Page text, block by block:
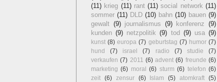
(11) krieg (11) rant (11) social network (11)
sommer (11) DLD (10) bahn (10) bauen (9)
gewalt (9) journalismus (9) konferenz
(9)
kunden (9) netzpolitik (9) tod (9) usa (9)
kunst (8) europa (7) geburtstag (7) humor (7)
hund
(7) israel (7) radio (7) studie
(7)
verkaufen (7) 2011 (6) advent (6) freunde (6)
marketing (6) moral (6) sturm (6) telefon (6)
zeit
(6) zensur (6) Islam (5) atomkraft
(5)